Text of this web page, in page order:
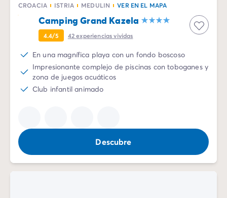
CROACIA ISTRIA MEDULIN VER EN EL MAPA
Camping Grand Kazela
4.4/5 42experiencias vividas
En una magnífica playa con un fondo boscoso
Impresionante complejo de piscinas con toboganes y
zona de juegos acuáticos
Club infantil animado
Descubre